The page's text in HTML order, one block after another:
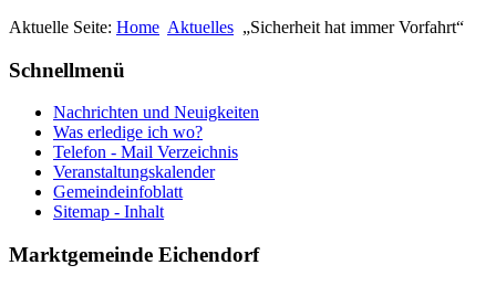
Aktuelle Seite: Home Aktuelles „Sicherheit hat immer Vorfahrt“
Schnellmenü
Nachrichten und Neuigkeiten
Was erledige ich wo?
Telefon - Mail Verzeichnis
Veranstaltungskalender
Gemeindeinfoblatt
Sitemap - Inhalt
Marktgemeinde Eichendorf